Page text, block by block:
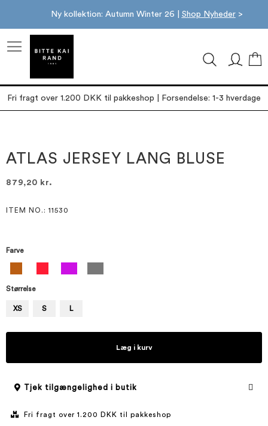
Ny kollektion: Autumn Winter 26 | Shop Nyheder>
Fri fragt over 1.200 DKK til pakkeshop | Forsendelse: 1-3 hverdage
slutningen
af
starten
af
ATLAS JERSEY LANG BLUSE
879,20 kr.
ITEM NO. : 11530
Farve
Størrelse
XS S L
Læg i kurv
Tjek tilgængelighed i butik
Fri fragt over 1.200 DKK til pakkeshop